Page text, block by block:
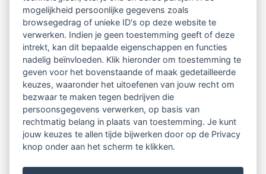
mogelijkheid persoonlijke gegevens zoals
browsegedrag of unieke ID's op deze website te
verwerken. Indien je geen toestemming geeft of deze
intrekt, kan dit bepaalde eigenschappen en functies
nadelig beïnvloeden. Klik hieronder om toestemming te
geven voor het bovenstaande of maak gedetailleerde
keuzes, waaronder het uitoefenen van jouw recht om
bezwaar te maken tegen bedrijven die
persoonsgegevens verwerken, op basis van
rechtmatig belang in plaats van toestemming. Je kunt
jouw keuzes te allen tijde bijwerken door op de Privacy
knop onder aan het scherm te klikken.